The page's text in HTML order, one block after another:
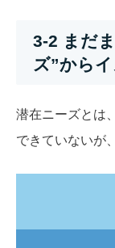
3-2 まだ
ズ”から
潜在ニーズとは
できていないが